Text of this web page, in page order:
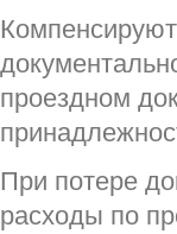
проездном
При потере
расходы по